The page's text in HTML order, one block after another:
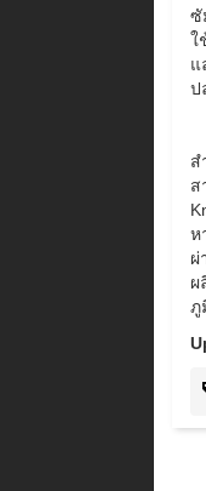
ซั
ใ
แ
ป
ส
ส
ห
ผ่
ผ
ภู